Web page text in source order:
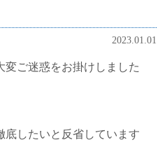
2023.01.01
ご迷惑をお掛けしました
底したいと反省しています